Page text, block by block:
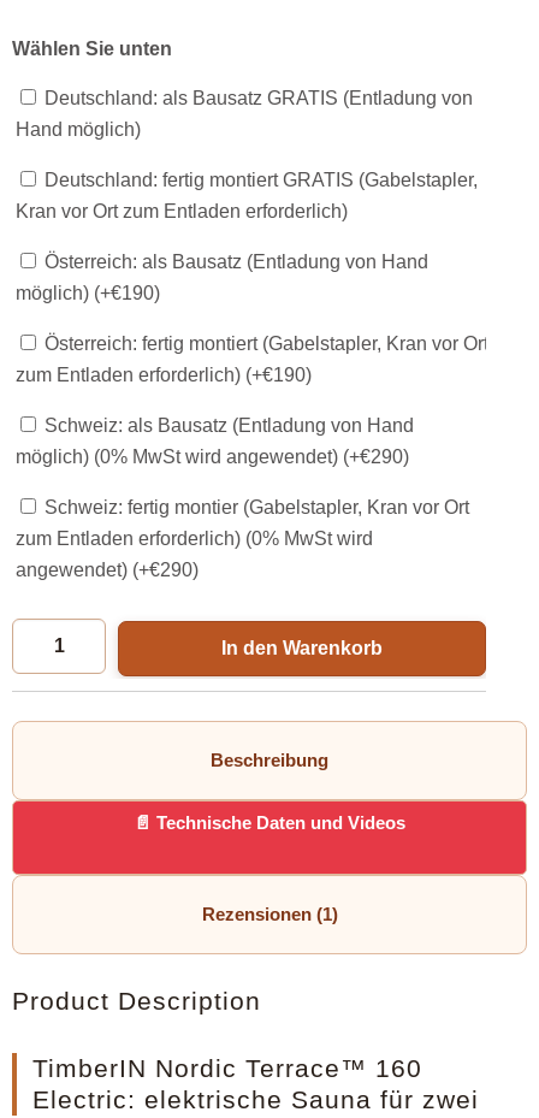
Wählen Sie unten
Deutschland: als Bausatz GRATIS (Entladung von
Hand möglich)
Deutschland: fertig montiert GRATIS (Gabelstapler,
Kran vor Ort zum Entladen erforderlich)
Österreich: als Bausatz (Entladung von Hand
möglich) (+€190)
Österreich: fertig montiert (Gabelstapler, Kran vor Ort
zum Entladen erforderlich) (+€190)
Schweiz: als Bausatz (Entladung von Hand
möglich) (0% MwSt wird angewendet) (+€290)
Schweiz: fertig montier (Gabelstapler, Kran vor Ort
zum Entladen erforderlich) (0% MwSt wird
angewendet) (+€290)
In den Warenkorb
Beschreibung
Technische Daten und Videos
Rezensionen (1)
Product Description
TimberIN Nordic Terrace™ 160
Electric: elektrische Sauna für zwei